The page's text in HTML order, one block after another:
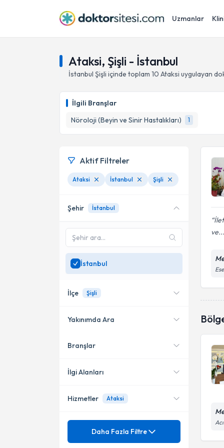
Uzmanlar
Ataksi, Şişli - İstanbul
İstanbul Şişli içinde toplam 10 Ataksi uygulayan
İlgili Branşlar
Nöroloji (Beyin ve Sinir Hastalıkları)
1
ve...
Aktif Filtreler
Ataksi İstanbul Şişli
Şehir İstanbul
İstanbul
İlçe Şişli
Bağcılar
Kadıköy
Kağıthane
Yakınımda Ara
Konumuma yakın uzmanları
Branşlar
Nöroloji (Beyin ve Sinir
İlgi Alanları
Alzheimer Hastalığı
Hizmetler Ataksi
Mezuniyet
Daha Fazla Filtre